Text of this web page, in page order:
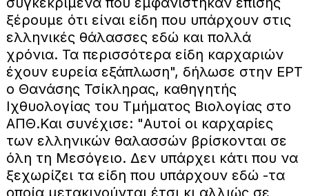
ξέρουμε ότι είναι είδη που υπάρχουν στις
ελληνικές θάλασσες εδώ και πολλά
χρόνια. Τα περισσότερα είδη καρχαριών
έχουν ευρεία εξάπλωση", δήλωσε στην ΕΡΤ
ο Θανάσης Τσίκληρας, καθηγητής
Ιχθυολογίας του Τμήματος Βιολογίας στο
ΑΠΘ.Και συνέχισε: "Αυτοί οι καρχαρίες
των ελληνικών θαλασσών βρίσκονται σε
όλη τη Μεσόγειο. Δεν υπάρχει κάτι που να
ξεχωρίζει τα είδη που υπάρχουν εδώ -τα
οποία μετακινούνται έτσι κι αλλιώς σε